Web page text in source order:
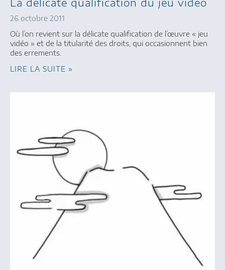
26 octobre 2011
Où l’on revient sur la délicate qualification de l’œuvre « jeu
vidéo » et de la titularité des droits, qui occasionnent bien
des errements.
LIRE LA SUITE »